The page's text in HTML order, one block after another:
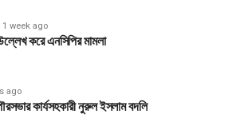
1 week ago
করে এনসিপির মামলা
ago
কার্যসহকারী নুরুল ইসলাম বদলি